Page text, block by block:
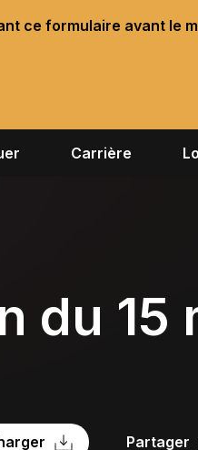
ce formulaire avant le
Carrière
du 15
Partager